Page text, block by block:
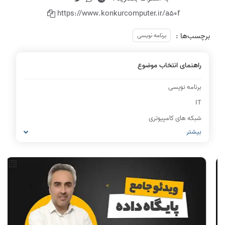
https://www.konkurcomputer.ir/a50f
برچسب‌ها :
برنامه نویسی
راهنمای انتخاب موضوع
برنامه نویسی
IT
شبکه های کامپیوتری
مشاغل رشته کامپیوتر
مدار منطقی
ساختمان داده
طراحی الگوریتم
بیشتر